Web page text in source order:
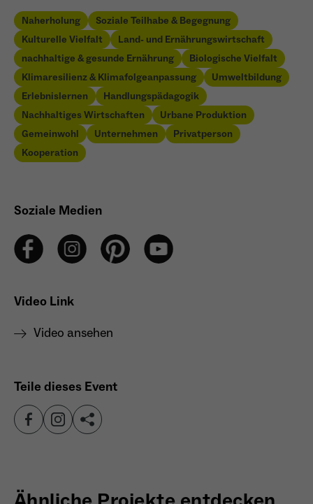
Naherholung
Soziale Teilhabe & Begegnung
Kulturelle Vielfalt
Land- und Ernährungswirtschaft
nachhaltige & gesunde Ernährung
Biologische Vielfalt
Klimaresilienz & Klimafolgeanpassung
Umweltbildung
Erlebnislernen
Handlungspädagogik
Nachhaltiges Wirtschaften
Urbane Produktion
Gemeinwohl
Unternehmen
Privatperson
Kooperation
Soziale Medien
Video Link
Video ansehen
Teile dieses Event